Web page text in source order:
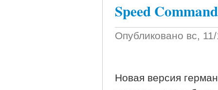
Speed
Опубликовано вс,
Новая версия